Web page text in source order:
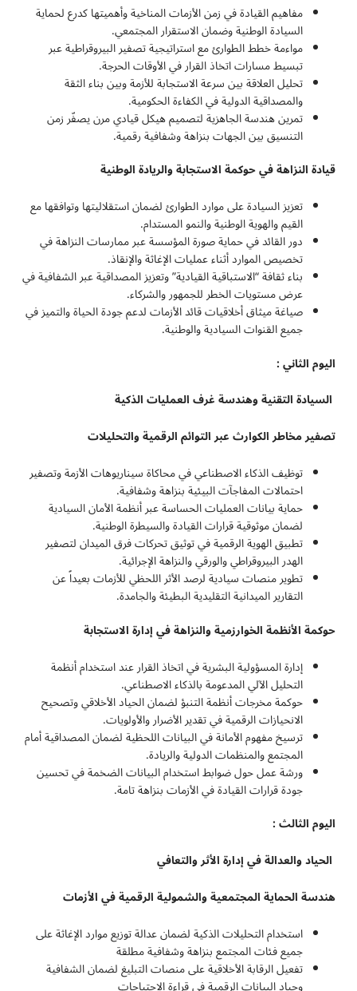
مفاهيم القيادة في زمن الأزمات المناخية وأهميتها كدرع لحماية
السيادة الوطنية وضمان الاستقرار المجتمعي.
مواءمة خطط الطوارئ مع استراتيجية تصفير البيروقراطية عبر
تبسيط مسارات اتخاذ القرار في الأوقات الحرجة.
تحليل العلاقة بين سرعة الاستجابة للأزمة وبين بناء الثقة
والمصداقية الدولية في الكفاءة الحكومية.
تمرين هندسة الجاهزية لتصميم هيكل قيادي مرن يصفّر زمن
التنسيق بين الجهات بنزاهة وشفافية رقمية.
قيادة النزاهة في حوكمة الاستجابة والريادة الوطنية
تعزيز السيادة على موارد الطوارئ لضمان استقلاليتها وتوافقها مع
القيم والهوية الوطنية والنمو المستدام.
دور القائد في حماية صورة المؤسسة عبر ممارسات النزاهة في
تخصيص الموارد أثناء عمليات الإغاثة والإنقاذ.
بناء ثقافة “الاستباقية القيادية” وتعزيز المصداقية عبر الشفافية في
عرض مستويات الخطر للجمهور والشركاء.
صياغة ميثاق أخلاقيات قائد الأزمات لدعم جودة الحياة والتميز في
جميع القنوات السيادية والوطنية.
اليوم الثاني :
السيادة التقنية وهندسة غرف العمليات الذكية
تصفير مخاطر الكوارث عبر التوائم الرقمية والتحليلات
توظيف الذكاء الاصطناعي في محاكاة سيناريوهات الأزمة وتصفير
احتمالات المفاجآت البيئية بنزاهة وشفافية.
حماية بيانات العمليات الحساسة عبر أنظمة الأمان السيادية
لضمان موثوقية قرارات القيادة والسيطرة الوطنية.
تطبيق الهوية الرقمية في توثيق تحركات فرق الميدان لتصفير
الهدر البيروقراطي والورقي والنزاهة الإجرائية.
تطوير منصات سيادية لرصد الأثر اللحظي للأزمات بعيداً عن
التقارير الميدانية التقليدية البطيئة والجامدة.
حوكمة الأنظمة الخوارزمية والنزاهة في إدارة الاستجابة
إدارة المسؤولية البشرية في اتخاذ القرار عند استخدام أنظمة
التحليل الآلي المدعومة بالذكاء الاصطناعي.
حوكمة مخرجات أنظمة التنبؤ لضمان الحياد الأخلاقي وتصحيح
الانحيازات الرقمية في تقدير الأضرار والأولويات.
ترسيخ مفهوم الأمانة في البيانات اللحظية لضمان المصداقية أمام
المجتمع والمنظمات الدولية والريادة.
ورشة عمل حول ضوابط استخدام البيانات الضخمة في تحسين
جودة قرارات القيادة في الأزمات بنزاهة تامة.
اليوم الثالث :
الحياد والعدالة في إدارة الأثر والتعافي
هندسة الحماية المجتمعية والشمولية الرقمية في الأزمات
استخدام التحليلات الذكية لضمان عدالة توزيع موارد الإغاثة على
جميع فئات المجتمع بنزاهة وشفافية مطلقة
تفعيل الرقابة الأخلاقية على منصات التبليغ لضمان الشفافية